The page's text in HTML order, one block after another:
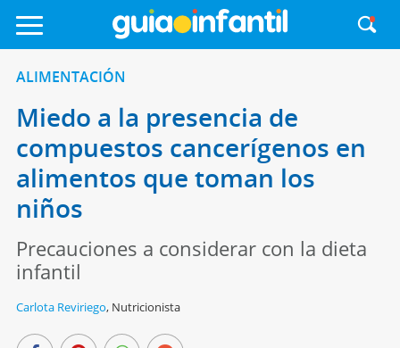
ALIMENTACIÓN
Miedo a la presencia de
compuestos cancerígenos en
alimentos que toman los
niños
Precauciones a considerar con la dieta
infantil
Carlota Reviriego, Nutricionista